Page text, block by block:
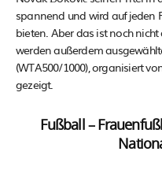
spannend und wird auf jeden
bieten. Aber das ist noch
werden außerdem
(WTA500/1000), organisiert
gezeigt.
Fußball –